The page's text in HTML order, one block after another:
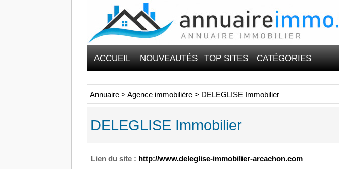
ACCUEIL NOUVEAUTÉS TOP SITES CATÉGORIES
Annuaire > Agence immobilière > DELEGLISE Immobilier
DELEGLISE Immobilier
Lien du site : http://www.deleglise-immobilier-arcachon.com